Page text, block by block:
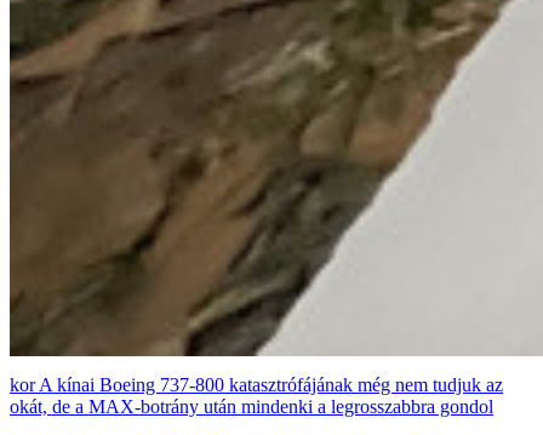
A kínai Boeing 737-800 katasztrófájának még nem tudjuk az
okát, de a MAX-botrány után mindenki a legrosszabbra gondol